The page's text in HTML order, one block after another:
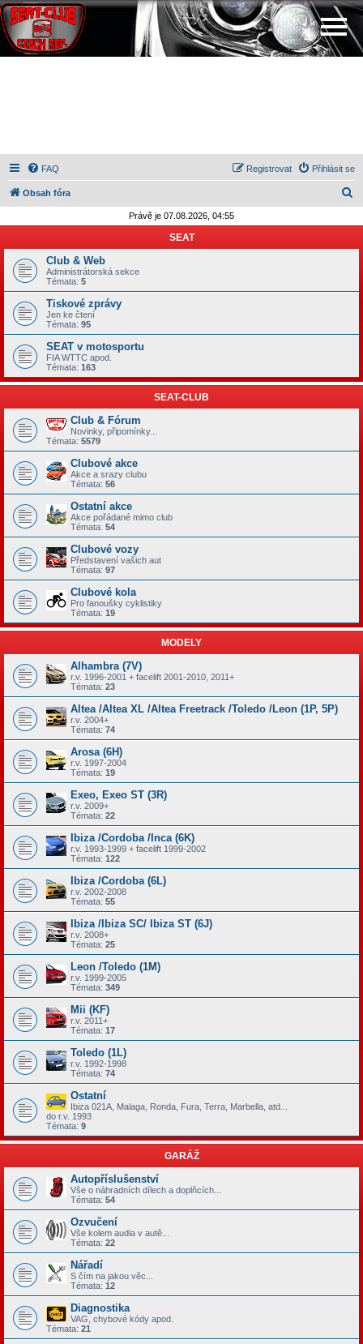
FAQ Přihlásit se
Registrovat
Obsah fóra
d
t
Právě je 07.08.2026, 04:55
SEAT
Club & Web
Administrátorská sekce
Témata: 5
Tiskové zprávy
Jen ke čtení
Témata: 95
SEAT v motosportu
FIA WTTC apod.
Témata: 163
SEAT-CLUB
Club & Fórum
Novinky, připomínky...
Témata: 5579
Clubové akce
Akce a srazy clubu
Témata: 56
Ostatní akce
Akce pořádané mimo club
Témata: 54
Clubové vozy
Představení vašich aut
Témata: 97
Clubové kola
Pro fanoušky cyklistiky
Témata: 19
MODELY
Alhambra (7V)
r.v. 1996-2001 + facelift 2001-2010, 2011+
Témata: 23
Altea /Altea XL /Altea Freetrack /Toledo /Leon (1P, 5P)
r.v. 2004+
Témata: 74
Arosa (6H)
r.v. 1997-2004
Témata: 19
Exeo, Exeo ST (3R)
r.v. 2009+
Témata: 22
Ibiza /Cordoba /Inca (6K)
r.v. 1993-1999 + facelift 1999-2002
Témata: 122
Ibiza /Cordoba (6L)
r.v. 2002-2008
Témata: 55
Ibiza /Ibiza SC/ Ibiza ST (6J)
r.v. 2008+
Témata: 25
Leon /Toledo (1M)
r.v. 1999-2005
Témata: 349
Mii (KF)
r.v. 2011+
Témata: 17
Toledo (1L)
r.v. 1992-1998
Témata: 74
Ostatní
Ibiza 021A, Malaga, Ronda, Fura, Terra, Marbella, atd...
do r.v. 1993
Témata: 9
GARÁŽ
Autopříslušenství
Vše o náhradních dílech a doplňcích...
Témata: 54
Ozvučení
Vše kolem audia v autě...
Témata: 22
Nářadí
S čím na jakou věc...
Témata: 12
Diagnostika
VAG, chybové kódy apod.
Témata: 21